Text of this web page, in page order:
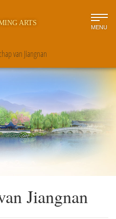
ARTS MENU
van Jiangnan
Jiangnan